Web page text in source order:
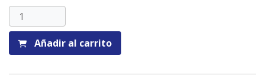
Comedero
pequeño
cantidadAñadir al carrito